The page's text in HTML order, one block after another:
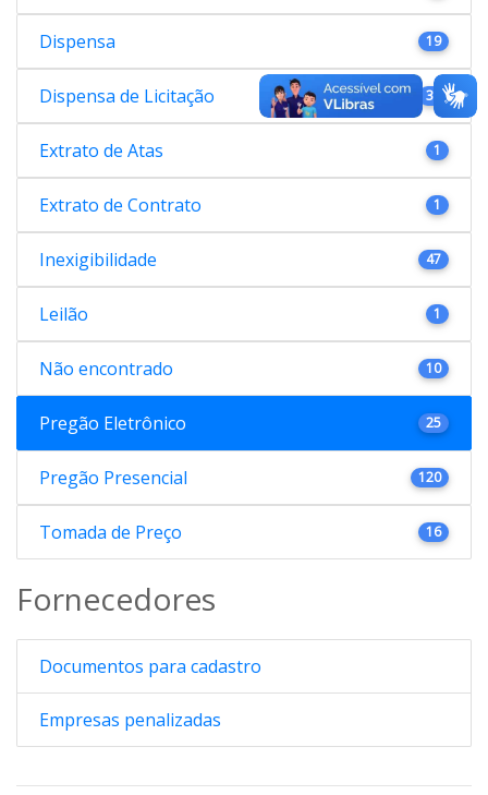
Dispensa 19
Dispensa de Licitação 38
Extrato de Atas 1
Extrato de Contrato 1
Inexigibilidade 47
Leilão 1
Não encontrado 10
Pregão Eletrônico 25
Pregão Presencial 120
Tomada de Preço 16
Fornecedores
Documentos para cadastro
Empresas penalizadas